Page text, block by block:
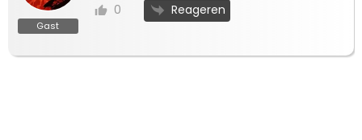
Gast
0 Reageren